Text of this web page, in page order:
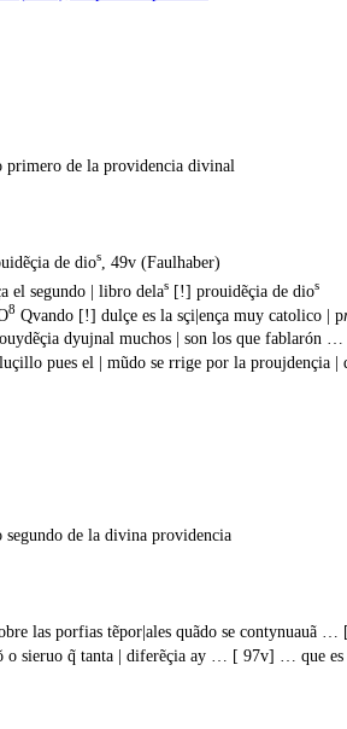
primero de la providencia divinal
de dios
, 49v (Faulhaber)
el segundo | libro delas [!] prouidẽçia de dios
8 Qvando [!] dulçe es la sçi|ença muy catolico | p
dyujnal muchos | son los que fablarón
luçillo pues el | mũdo se rrige por la
de la divina providencia
las porfias tẽpor|ales quãdo se contynuauã
o sieruo q̃ tanta | diferẽçia ay … [ 97v] … que